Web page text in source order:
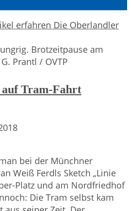
Brotzeitpause am
Prantl / OVTP
Tram-Fahrt
bei der Münchner
Weiß Ferdls Sketch „Linie
Platz und am Nordfriedhof
Die Tram selbst kam